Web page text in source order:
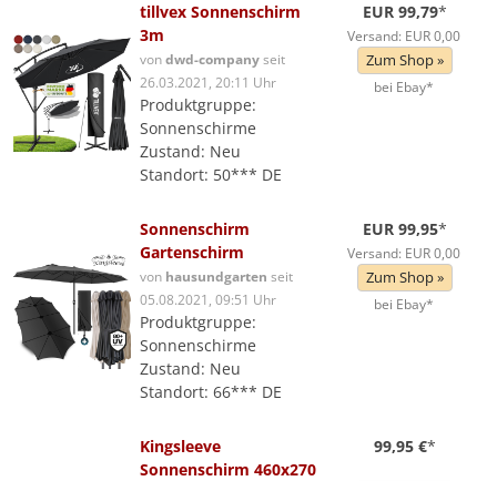
tillvex Sonnenschirm
3m
vondwd-companyseit
26.03.2021, 20:11 Uhr
Produktgruppe:
Sonnenschirme
Zustand: Neu
Standort: 50*** DE
EUR 99,79*
Versand: EUR 0,00
Zum Shop »
bei Ebay*
Sonnenschirm
Gartenschirm
von hausundgarten seit
05.08.2021, 09:51 Uhr
Produktgruppe:
Sonnenschirme
Zustand: Neu
Standort: 66*** DE
EUR 99,95*
Versand: EUR 0,00
Zum Shop »
bei Ebay*
Kingsleeve
Sonnenschirm 460x270
99,95 €*